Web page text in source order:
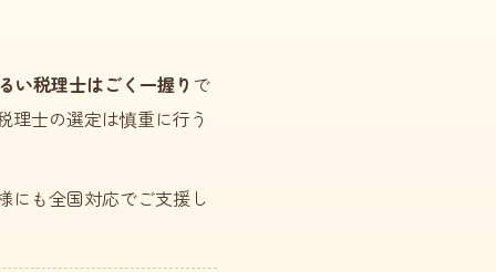
い税理士はごく一握り で
理士の選定は慎重に行う
にも全国対応でご支援し